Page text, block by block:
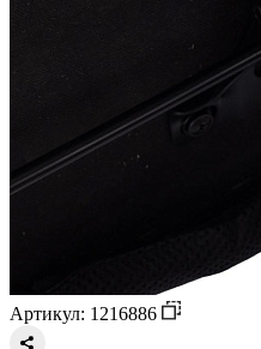
Артикул: 1216886